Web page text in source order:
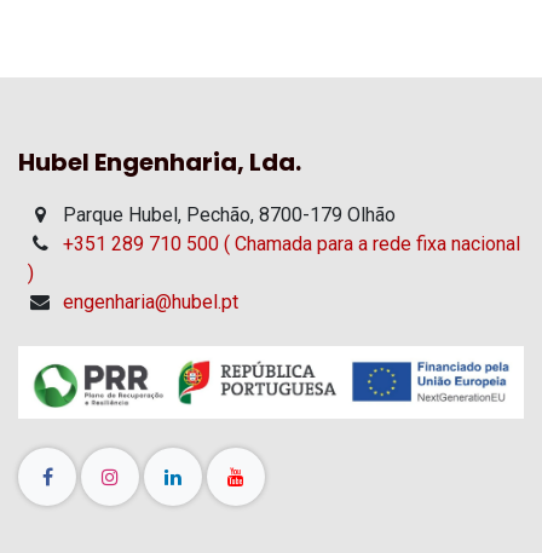
Hubel Engenharia, Lda.
Parque Hubel, Pechão, 8700-179 Olhão
+351 289 710 500 ( Chamada para a rede fixa nacional
)
engenharia@hubel.pt